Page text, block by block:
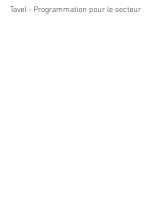
Tavel - Programmation pour le secteur